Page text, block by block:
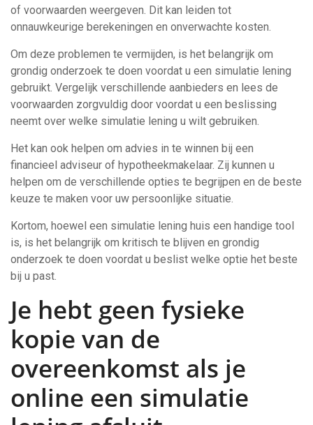
of voorwaarden weergeven. Dit kan leiden tot
onnauwkeurige berekeningen en onverwachte kosten.
Om deze problemen te vermijden, is het belangrijk om
grondig onderzoek te doen voordat u een simulatie lening
gebruikt. Vergelijk verschillende aanbieders en lees de
voorwaarden zorgvuldig door voordat u een beslissing
neemt over welke simulatie lening u wilt gebruiken.
Het kan ook helpen om advies in te winnen bij een
financieel adviseur of hypotheekmakelaar. Zij kunnen u
helpen om de verschillende opties te begrijpen en de beste
keuze te maken voor uw persoonlijke situatie.
Kortom, hoewel een simulatie lening huis een handige tool
is, is het belangrijk om kritisch te blijven en grondig
onderzoek te doen voordat u beslist welke optie het beste
bij u past.
Je hebt geen fysieke
kopie van de
overeenkomst als je
online een simulatie